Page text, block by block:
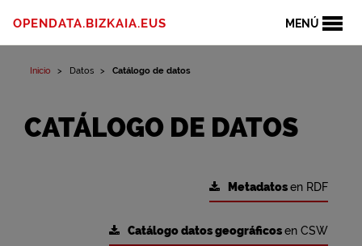
MENÚ
OPENDATA.BIZKAIA.EUS
Inicio Datos Catálogo de datos
CATÁLOGO DE DATOS
Metadatosen RDF
Catálogo datos geográficosen CSW